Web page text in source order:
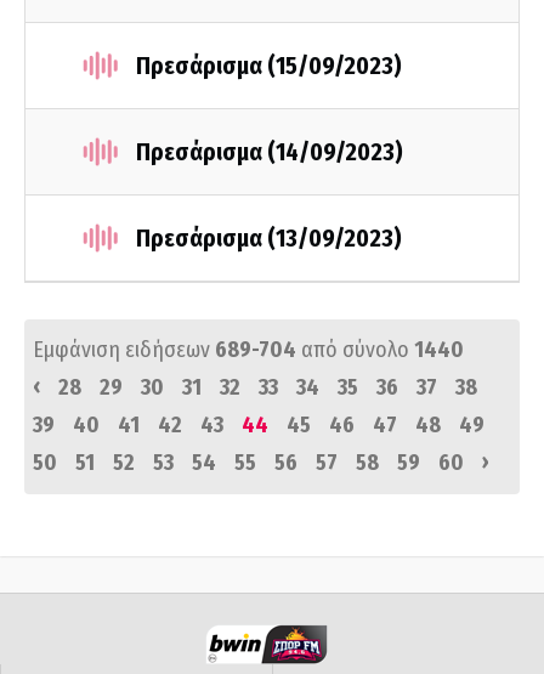
Πρεσάρισμα (15/09/2023)
Πρεσάρισμα (14/09/2023)
Πρεσάρισμα (13/09/2023)
Εμφάνιση ειδήσεων 689-704 από σύνολο 1440
‹
28 29 30 31 32 33 34 35 36 37
38
39
40 41 42 43 44 45 46 47 48
49
50
51 52 53 54 55 56 57 58 59 60 ›